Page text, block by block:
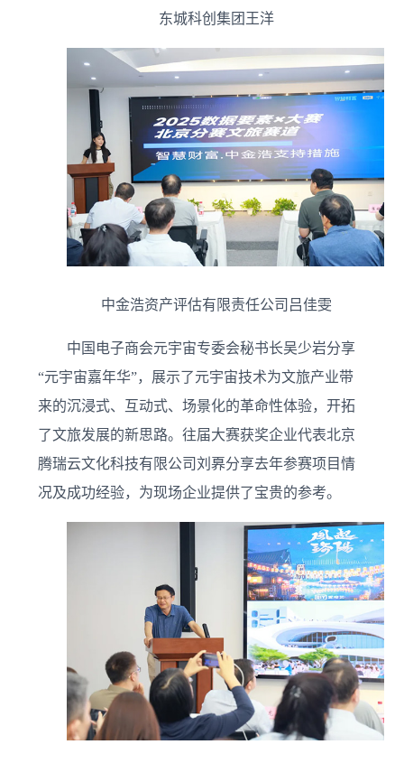
东城科创集团王洋
中金浩资产评估有限责任公司吕佳雯
中国电子商会元宇宙专委会秘书长吴少岩分享
“元宇宙嘉年华”，展示了元宇宙技术为文旅产业带
来的沉浸式、互动式、场景化的革命性体验，开拓
了文旅发展的新思路。往届大赛获奖企业代表北京
腾瑞云文化科技有限公司刘奡分享去年参赛项目情
况及成功经验，为现场企业提供了宝贵的参考。